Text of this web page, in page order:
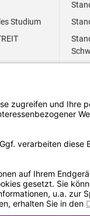
Studium